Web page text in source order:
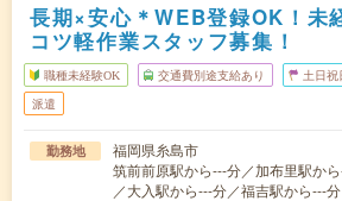
長期×安心＊WEB登録OK！未
コツ軽作業スタッフ募集！
職種未経験OK 交通費別途支給あり 土日祝
派遣
勤務地
福岡県糸島市
筑前前原駅から---分／加布里駅か
／大入駅から---分／福吉駅から---分